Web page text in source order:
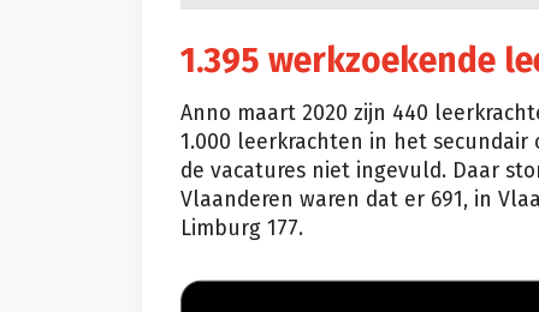
1.395 werkzoekende
Anno maart 2020 zijn 440
1.000 leerkrachten in het secundair
de vacatures niet ingevuld. Daar
Vlaanderen waren dat er 691, in
Limburg 177.